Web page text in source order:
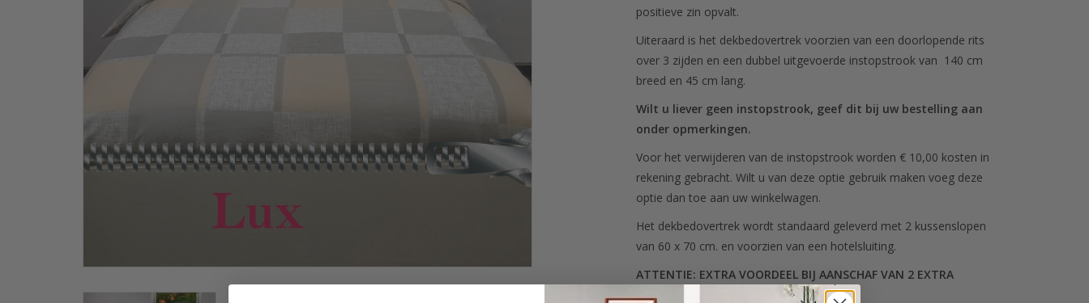
positieve zin opvalt.
Uiteraard is het dekbedovertrek voorzien van een doorlopende rits
over 3 zijden en een dubbel uitgevoerde instopstrook van 140 cm
breed en 45 cm lang.
Wilt u liever geen instopstrook, geef dit bij uw bestelling aan
onder opmerkingen.
Voor het verwijderen van de instopstrook worden € 10,00 kosten in
rekening gebracht. Wilt u van deze optie gebruik maken voeg deze
optie dan toe aan uw winkelwagen.
Het dekbedovertrek wordt standaard geleverd met 2 kussenslopen
van 60 x 70 cm. en voorzien van een hotelsluiting.
ATTENTIE: EXTRA VOORDEEL BIJ AANSCHAF VAN 2 EXTRA
KUSSENSLOPEN.